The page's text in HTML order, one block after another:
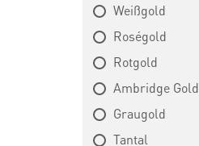
Weißgold
Roségold
Rotgold
Ambridge Gold
Graugold
Tantal